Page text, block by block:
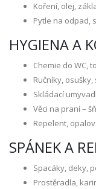
Koření, olej,
Pytle na odpad,
HYGIENA A
Chemie do WC,
Ručníky,
Skládací
Věci na praní –
Repelent,
SPÁNEK A
Spacáky, deky,
Prostěradla,